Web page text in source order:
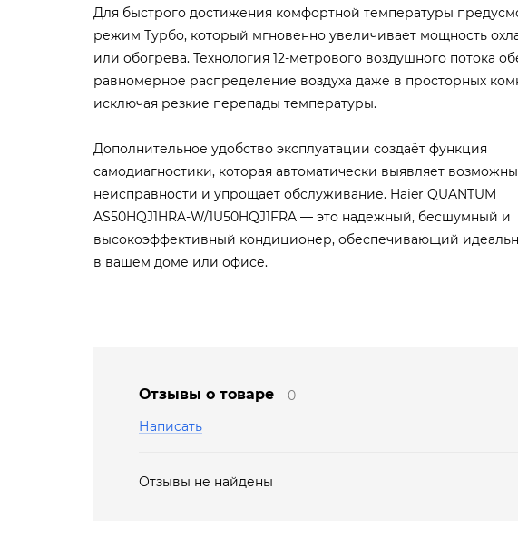
Для быстрого достижения комфортной температуры
режим Турбо, который мгновенно увеличивает мощность
или обогрева. Технология 12-метрового воздушного потока
равномерное распределение воздуха даже в просторных
исключая резкие перепады температуры.
Дополнительное удобство эксплуатации создаёт функция
самодиагностики, которая автоматически выявляет
неисправности и упрощает обслуживание. Haier QUANTUM
AS50HQJ1HRA-W/1U50HQJ1FRA — это надежный, бесшумный и
высокоэффективный кондиционер, обеспечивающий
в вашем доме или офисе.
Отзывы о товаре
0
Написать
Отзывы не найдены